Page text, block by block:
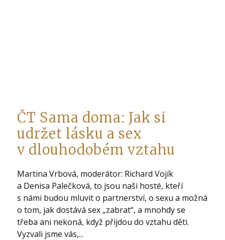
ČT Sama doma: Jak si
udržet lásku a sex
v dlouhodobém vztahu
Martina Vrbová, moderátor: Richard Vojík
a Denisa Palečková, to jsou naši hosté, kteří
s námi budou mluvit o partnerství, o sexu a možná
o tom, jak dostává sex „zabrat“, a mnohdy se
třeba ani nekoná, když přijdou do vztahu děti.
Vyzvali jsme vás,...